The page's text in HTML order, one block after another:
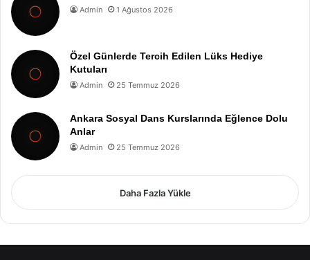
Admin 1 Ağustos 2026
Özel Günlerde Tercih Edilen Lüks Hediye
Kutuları
Admin 25 Temmuz 2026
Ankara Sosyal Dans Kurslarında Eğlence Dolu
Anlar
Admin 25 Temmuz 2026
Daha Fazla Yükle